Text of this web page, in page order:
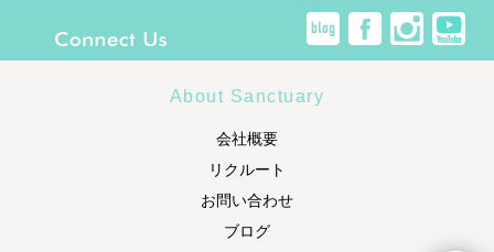
About Sanctuary
会社概要
リクルート
お問い合わせ
ブログ